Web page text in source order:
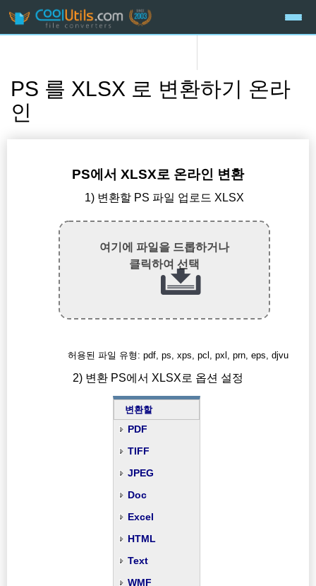
PS 를 XLSX 로 변환하기 온라
인
PS에서 XLSX로 온라인 변환
1) 변환할 PS 파일 업로드 XLSX
여기에 파일을 드롭하거나
클릭하여 선택
허용된 파일 유형: pdf, ps, xps, pcl, pxl, prn, eps, djvu
2) 변환 PS에서 XLSX로 옵션 설정
변환할
PDF
TIFF
JPEG
Doc
Excel
HTML
Text
WMF